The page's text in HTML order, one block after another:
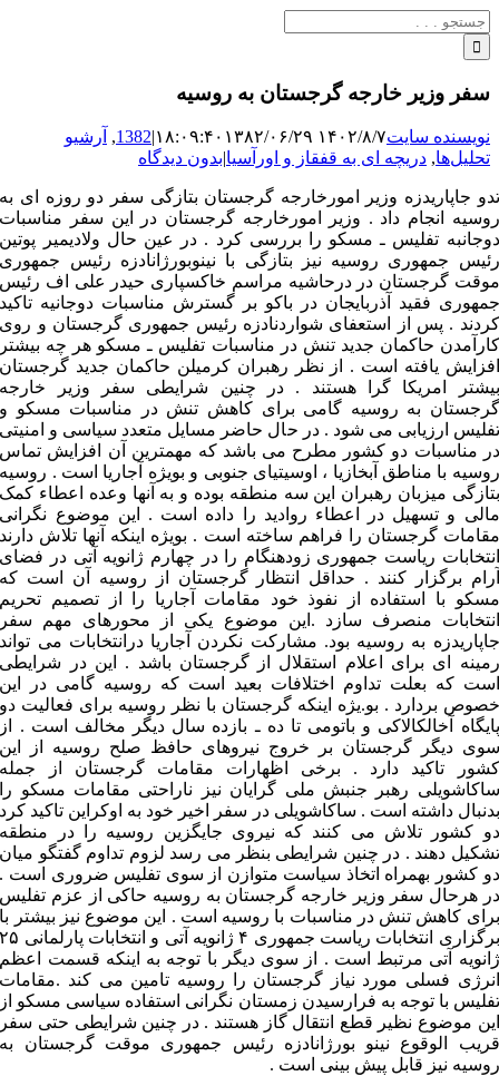
جستجو
برای:
سفر وزیر خارجه گرجستان به روسیه
نویسنده سایت۱۴۰۲/۸/۷ ۱۸:۰۹:۴۰ ۱۳۸۲/۰۶/۲۹ |
1382
, آرشیو
تحلیل‌ها, دریچه ای به قفقاز و اورآسیا|بدون دیدگاه
تدو جاپاریدزه وزیر امورخارجه گرجستان بتازگی سفر دو روزه ای به
روسیه انجام داد . وزیر امورخارجه گرجستان در این سفر مناسبات
دوجانبه تفلیس ـ مسکو را بررسی کرد . در عین حال ولادیمیر پوتین
رئیس جمهوری روسیه نیز بتازگی با نینوبورژانادزه رئیس جمهوری
موقت گرجستان در درحاشیه مراسم خاکسپاری حیدر علی اف رئیس
جمهوری فقید آذربایجان در باکو بر گسترش مناسبات دوجانیه تاکید
کردند . پس از استعفای شواردنادزه رئیس جمهوری گرجستان و روی
کارآمدن حاکمان جدید تنش در مناسبات تفلیس ـ مسکو هر چه بیشتر
افزایش یافته است . از نظر رهبران کرمیلن حاکمان جدید گرجستان
بیشتر امریکا گرا هستند . در چنین شرایطی سفر وزیر خارجه
گرجستان به روسیه گامی برای کاهش تنش در مناسبات مسکو و
تفلیس ارزیابی می شود . در حال حاضر مسایل متعدد سیاسی و امنیتی
در مناسبات دو کشور مطرح می باشد که مهمترین آن افزایش تماس
روسیه با مناطق آبخازیا ، اوسیتیای جنوبی و بویژه آجاریا است . روسیه
بتازگی میزبان رهبران این سه منطقه بوده و به آنها وعده اعطاء کمک
مالی و تسهیل در اعطاء روادید را داده است . این موضوع نگرانی
مقامات گرجستان را فراهم ساخته است . بویژه اینکه آنها تلاش دارند
انتخابات ریاست جمهوری زودهنگام را در چهارم ژانویه آتی در فضای
آرام برگزار کنند . حداقل انتظار گرجستان از روسیه آن است که
مسکو با استفاده از نفوذ خود مقامات آجاریا را از تصمیم تحریم
انتخابات منصرف سازد .این موضوع یکی از محورهای مهم سفر
جاپاریدزه به روسیه بود. مشارکت نکردن آجاریا درانتخابات می تواند
رمینه ای برای اعلام استقلال از گرجستان باشد . این در شرایطی
است که بعلت تداوم اختلافات بعید است که روسیه گامی در این
خصوص بردارد . بو.یژه اینکه گرجستان با نظر روسیه برای فعالیت دو
پایگاه آخالکالاکی و باتومی تا ده ـ بازده سال دیگر مخالف است . از
سوی دیگر گرجستان بر خروج نیروهای حافظ صلح روسیه از این
کشور تاکید دارد . برخی اظهارات مقامات گرجستان از جمله
ساکاشویلی رهبر جنبش ملی گرایان نیز ناراحتی مقامات مسکو را
بدنبال داشته است . ساکاشویلی در سفر اخیر خود به اوکراین تاکید کرد
دو کشور تلاش می کنند که نیروی جایگزین روسیه را در منطقه
تشکیل دهند . در چنین شرایطی بنظر می رسد لزوم تداوم گفتگو میان
دو کشور بهمراه اتخاذ سیاست متوازن از سوی تفلیس ضروری است .
در هرحال سفر وزیر خارجه گرجستان به روسیه حاکی از عزم تفلیس
برای کاهش تنش در مناسبات با روسیه است . این موضوع نیز بیشتر با
برگزاری انتخابات ریاست جمهوری ۴ ژانویه آتی و انتخابات پارلمانی ۲۵
ژانویه آتی مرتبط است . از سوی دیگر با توجه به اینکه قسمت اعظم
انرژی فسلی مورد نیاز گرجستان را روسیه تامین می کند .مقامات
تفلیس با توجه به فرارسیدن زمستان نگرانی استفاده سیاسی مسکو از
این موضوع نظیر قطع انتقال گاز هستند . در چنین شرایطی حتی سفر
قریب الوقوع نینو بورژانادزه رئیس جمهوری موقت گرجستان به
روسیه نیز قابل پیش بینی است .